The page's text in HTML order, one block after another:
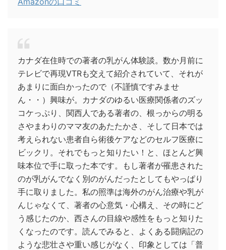
カナダ在住時での著者の乳がん体験談。数か月前に
テレビで再現VTRも交えて紹介されていて、それが
あまりに面白かったので（不謹慎ですみませ
ん・・）興味が。カナダのゆるい医療関係者のズッ
コケっぷり、関西人である著者の、根っからの明る
さやまわりのママ友のあたたかさ、そして日本では
考えられない患者自ら術後ケアなどのセルフ医療に
ビックリ。それでもっと知りたい！と、ほとんど興
味本位で手に取った本です。もし著者が罹患された
のが乳がんでなく別のがんだったとしてもやっぱり
手に取りました。私の照準は海外のがん治療や乳が
んじゃなくて、著者の心意気・心構え、その時にど
う感じたのか、西さんの目線や感性をもっと知りた
くなったのです。読んでみると、よくある闘病記の
ような悲壮さや重い感じがなく、印象としては「普